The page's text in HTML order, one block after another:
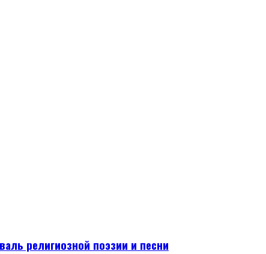
религиозной поэзии и песни